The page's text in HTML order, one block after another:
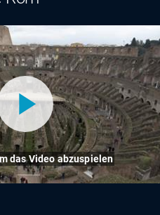
das Video abzuspielen